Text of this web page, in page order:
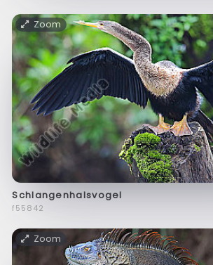
Zoom
Schlangenhalsvogel
f55842
Zoom